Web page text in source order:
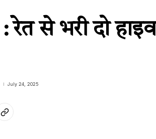
से भरी दो
July 24, 2025